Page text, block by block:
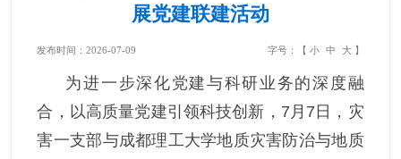
支部动态
群团统战
展党建联建活动
发布时间：2026-07-09 字号：【 小 中 大】
为进一步深化党建与科研业务的深度融
合，以高质量党建引领科技创新， 7月7日， 灾
害一支部与成都理工大学地质灾害防治与地质